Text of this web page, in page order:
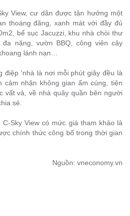
View, cư dân được tận hưởng một
thoáng đãng, xanh mát với đầy đủ
bể sục Jacuzzi, khu nhà chòi thư
năng, vườn BBQ, công viên cây
lánh nạn…
điệp 'nhà là nơi mỗi phút giây đều là
nhận không gian ấm cúng, tiện
vất vả, về nhà quây quần bên người
sẻ.
Sky View có mức giá tham khảo là
chính thức công bố trong thời gian
Nguồn: vneconomy.vn